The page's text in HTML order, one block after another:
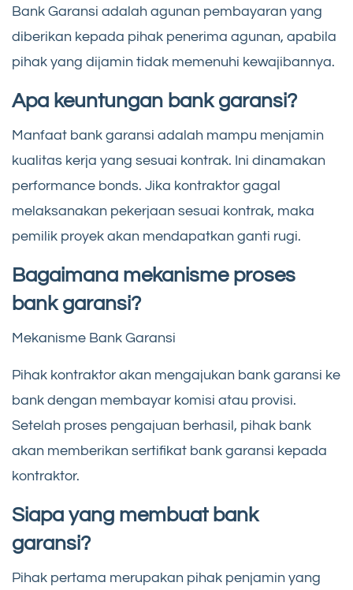
Bank Garansi adalah agunan pembayaran yang
diberikan kepada pihak penerima agunan, apabila
pihak yang dijamin tidak memenuhi kewajibannya.
Apa keuntungan bank garansi?
Manfaat bank garansi adalah mampu menjamin
kualitas kerja yang sesuai kontrak. Ini dinamakan
performance bonds. Jika kontraktor gagal
melaksanakan pekerjaan sesuai kontrak, maka
pemilik proyek akan mendapatkan ganti rugi.
Bagaimana mekanisme proses
bank garansi?
Mekanisme Bank Garansi
Pihak kontraktor akan mengajukan bank garansi ke
bank dengan membayar komisi atau provisi.
Setelah proses pengajuan berhasil, pihak bank
akan memberikan sertifikat bank garansi kepada
kontraktor.
Siapa yang membuat bank
garansi?
Pihak pertama merupakan pihak penjamin yang